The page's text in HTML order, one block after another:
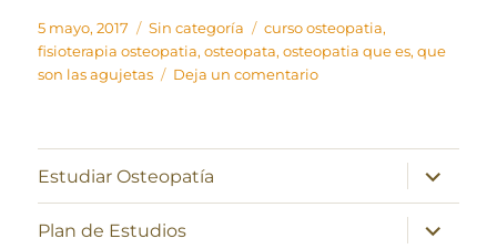
Publicado
el
5 mayo, 2017 Categorías
Sin categoría Etiquetas
curso osteopatia,
fisioterapia osteopatia,osteopata,osteopatia que es,que
son las agujetas
Deja un comentarioen
Estudiar Osteopatía
expande
el
menú
inferior
Plan de Estudios
expande
el